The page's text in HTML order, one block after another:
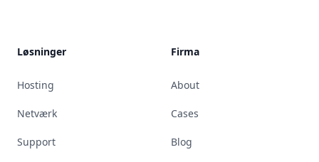
Løsninger
Hosting
Netværk
Support
Firma
About
Cases
Blog